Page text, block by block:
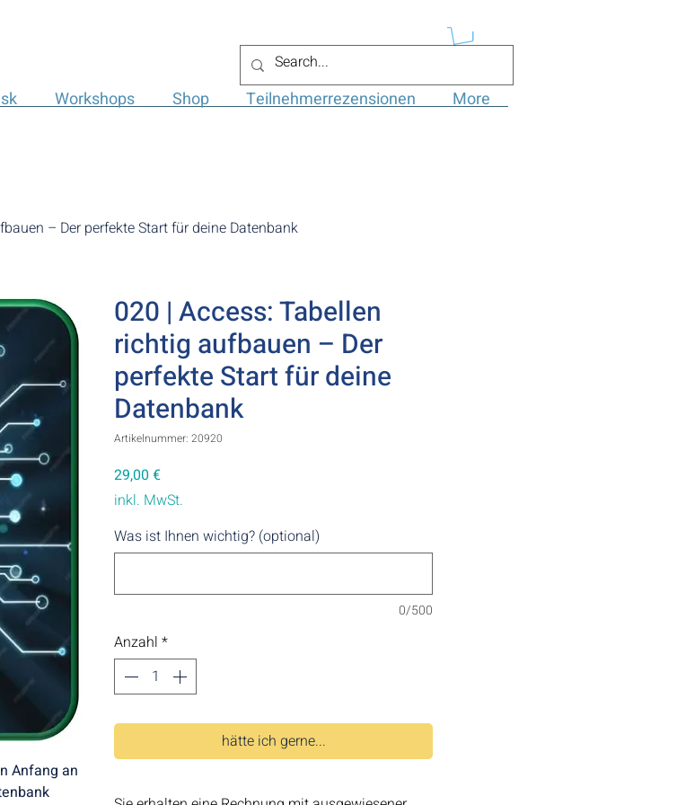
Workshops Shop Teilnehmerrezensionen More
– Der perfekte Start für deine Datenbank
Anfang an
020 | Access: Tabellen
richtig aufbauen – Der
perfekte Start für deine
Datenbank
Artikelnummer: 20920
29,00 €Preis
inkl. MwSt.
Was ist Ihnen wichtig? (optional)
0/500
Anzahl *
hätte ich gerne...